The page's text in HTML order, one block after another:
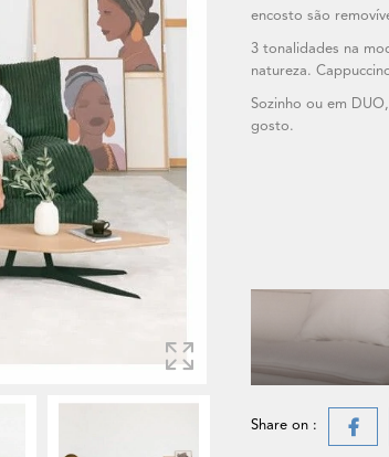
encosto são
3 tonalidades na
natureza.
Sozinho ou em
gosto.
Share on :